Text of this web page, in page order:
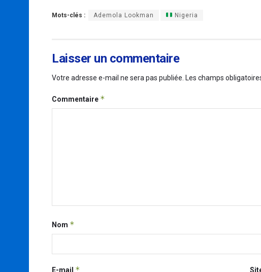
Mots-clés : Ademola Lookman Nigeria
Laisser un commentaire
Votre adresse e-mail ne sera pas publiée. Les champs
Commentaire *
Nom *
E-mail *